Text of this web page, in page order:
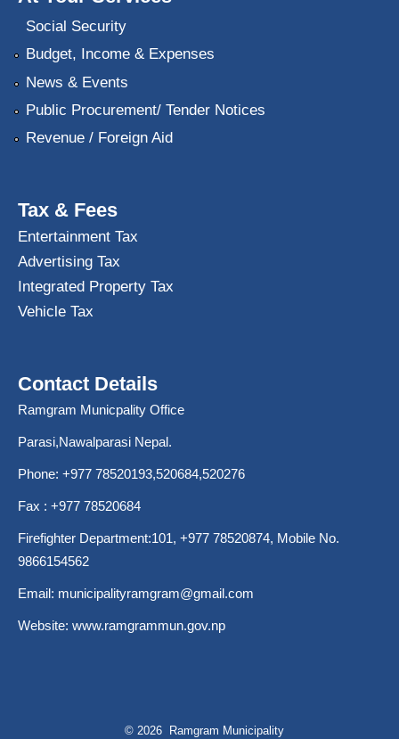
Social Security
Budget, Income & Expenses
News & Events
Public Procurement/ Tender Notices
Revenue / Foreign Aid
Tax & Fees
Entertainment Tax
Advertising Tax
Integrated Property Tax
Vehicle Tax
Contact Details
Ramgram Municpality Office
Parasi,Nawalparasi Nepal.
Phone: +977 78520193,520684,520276
Fax : +977 78520684
Firefighter Department:101, +977 78520874, Mobile No.
9866154562
Email: municipalityramgram@gmail.com
Website: www.ramgrammun.gov.np
© 2026 Ramgram Municipality